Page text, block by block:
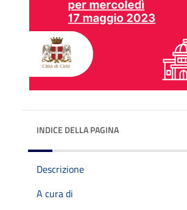
INDICE DELLA PAGINA
Descrizione
A cura di